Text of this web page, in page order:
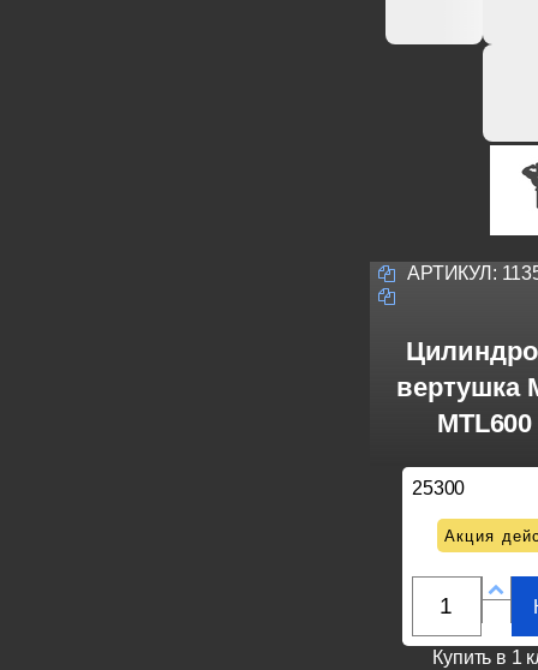
АРТИКУЛ:
вертушка
25300
Акция
Купить в 1